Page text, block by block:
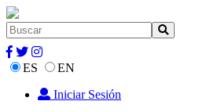
ES
EN
Iniciar Sesión